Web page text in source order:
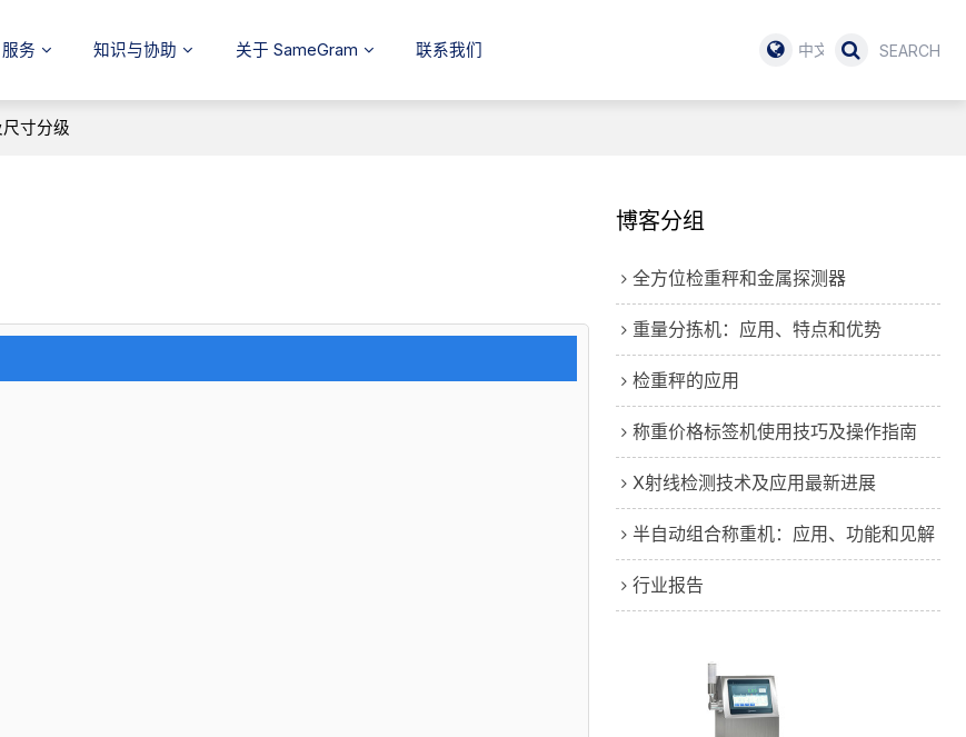
服务 知识与协助 关于 SameGram 联系我们 中文
寸分级
博客分组
全方位检重秤和金属探测器
重量分拣机：应用、特点和优势
检重秤的应用
称重价格标签机使用技巧及操作指南
X射线检测技术及应用最新进展
半自动组合称重机：应用、功能和见解
行业报告